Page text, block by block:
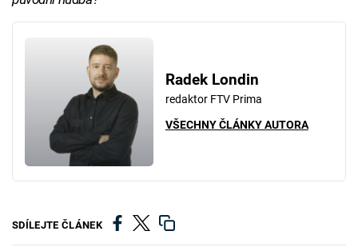
Radek Londin
redaktor FTV Prima
VŠECHNY ČLÁNKY AUTORA
SDÍLEJTE ČLÁNEK